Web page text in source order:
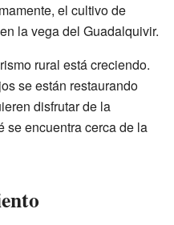
el cultivo de
la vega del Guadalquivir.
rural está creciendo.
se están restaurando
disfrutar de la
se encuentra cerca de la